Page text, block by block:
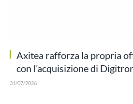
Axitea rafforza la propria
con l’acquisizione di
31/07/2026